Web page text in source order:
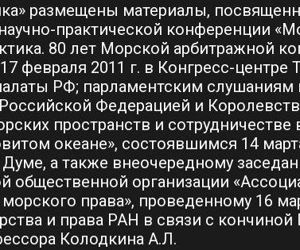
размещены материалы,
практической конференции
80 лет Морской арбитражной
февраля 2011 г. в Конгресс-центре
РФ; парламентским слушаниям
Федерацией и
пространств и
океане», состоявшимся 14
Думе, а также внеочередному
общественной организации
права», проведенному 16
и права РАН в связи с
Колодкина А.Л.